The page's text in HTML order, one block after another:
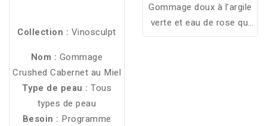
Collection : Vinosculpt
Nom : Gommage
Crushed Cabernet au Miel
Type de peau : Tous
types de peau
Besoin : Programme
Gommage doux à l’argile
verte et eau de rose qui
exfolie, purifie et révèle